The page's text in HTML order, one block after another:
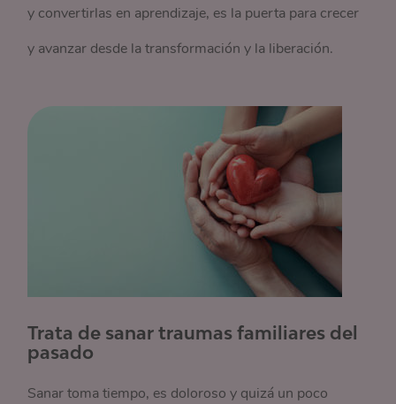
y convertirlas en aprendizaje, es la puerta para crecer
y avanzar desde la transformación y la liberación.
Trata de sanar traumas familiares del
pasado
Sanar toma tiempo, es doloroso y quizá un poco